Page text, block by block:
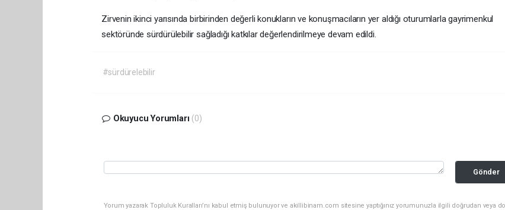
Zirvenin ikinci yarısında birbirinden değerli konukların ve konuşmacıların yer aldığı oturumlarla gayrimenkul
sektöründe sürdürülebilir sağladığı katkılar değerlendirilmeye devam edildi.
#sürdürelebilir
Okuyucu Yorumları (0)
Gönder
Yorum yazarak Topluluk Kuralları’nı kabul etmiş bulunuyor ve akillibinam.com sitesine yaptığınız yorumunuzla ilgili doğrudan veya